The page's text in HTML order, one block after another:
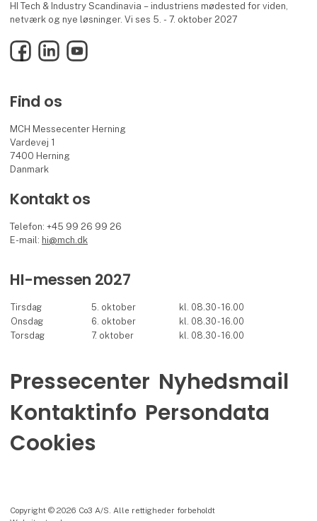
HI Tech & Industry Scandinavia – industriens mødested for viden,
netværk og nye løsninger. Vi ses 5. - 7. oktober 2027
FacebookLinkedInYouTube
Find os
MCH Messecenter Herning
Vardevej 1
7400 Herning
Danmark
Kontakt os
Telefon: +45 99 26 99 26
E-mail: hi@mch.dk
HI-messen 2027
Tirsdag 5. oktober
kl. 08.30 - 16.00
Onsdag
6. oktober
kl. 08.30 - 16.00
Torsdag
7. oktober kl. 08.30 - 16.00
Pressecenter Nyhedsmail
Kontaktinfo Persondata
Cookies
Copyright © 2026 Co3 A/S. Alle rettigheder forbeholdt